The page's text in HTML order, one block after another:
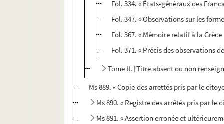
Fol. 334. « États-généraux des
Fol. 347. « Observations sur les
Fol. 367. « Mémoire relatif à la Grèce
Fol. 371. « Précis des observations
Tome II. [Titre absent ou non
Ms 889. « Copie des arrettés pris par le
Ms 890. « Registre des arrêtés pris par
Ms 891. « Assertion erronée et